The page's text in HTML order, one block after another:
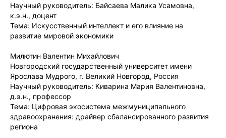
Научный руководитель: Байсаева Малика Усамовна,
к.э.н., доцент
Тема: Искусственный интеллект и его влияние на
развитие мировой экономики
Милютин Валентин Михайлович
Новгородский государственный университет имени
Ярослава Мудрого, г. Великий Новгород, Россия
Научный руководитель: Киварина Мария Валентиновна,
д.э.н., профессор
Тема: Цифровая экосистема межмуниципального
здравоохранения: драйвер сбалансированного развития
региона